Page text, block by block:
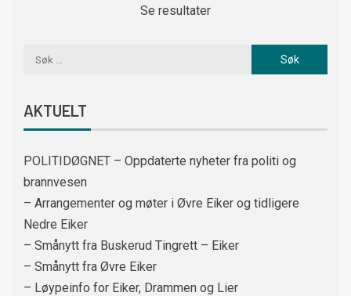
Se resultater
AKTUELT
POLITIDØGNET – Oppdaterte nyheter fra politi og
brannvesen
– Arrangementer og møter i Øvre Eiker og tidligere
Nedre Eiker
– Smånytt fra Buskerud Tingrett – Eiker
– Smånytt fra Øvre Eiker
– Løypeinfo for Eiker, Drammen og Lier